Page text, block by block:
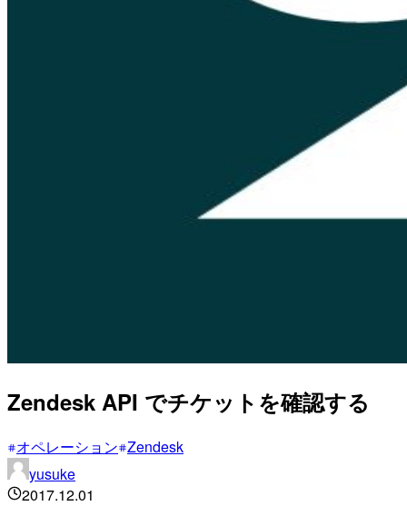
Zendesk API でチケットを確認する
オペレーション Zendesk
yusuke
2017.12.01